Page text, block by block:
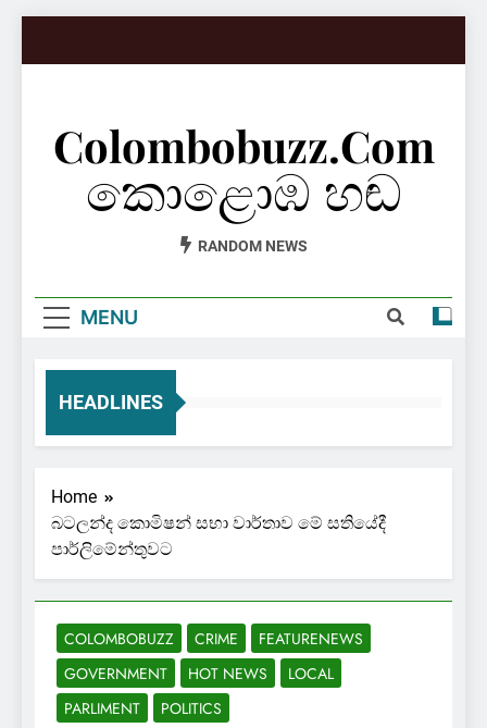
Colombobuzz.com
කොළොඹ හඬ
RANDOM NEWS
MENU
HEADLINES
Home
බටලන්ද කොමිෂන් සභා වාර්තාව මේ සතියේදී
පාර්ලිමේන්තුවට
COLOMBOBUZZ CRIME
FEATURENEWS
GOVERNMENT
HOT NEWS
LOCAL
PARLIMENT
POLITICS